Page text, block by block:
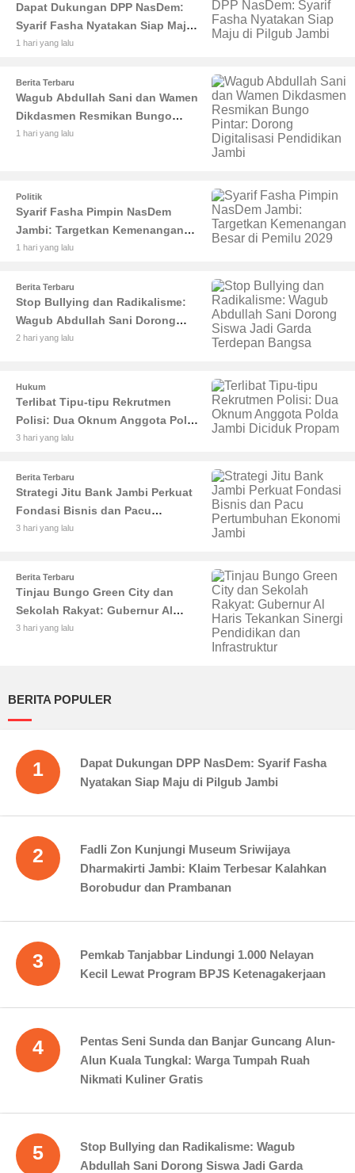
Dapat Dukungan DPP NasDem:
Syarif Fasha Nyatakan Siap Maju
di Pilgub Jambi
1 hari yang lalu
Berita Terbaru
Wagub Abdullah Sani dan Wamen
Dikdasmen Resmikan Bungo
Pintar: Dorong Digitalisasi
1 hari yang lalu
Politik
Syarif Fasha Pimpin NasDem
Jambi: Targetkan Kemenangan
Besar di Pemilu 2029
1 hari yang lalu
Berita Terbaru
Stop Bullying dan Radikalisme:
Wagub Abdullah Sani Dorong
Siswa Jadi Garda Terdepan
2 hari yang lalu
Hukum
Terlibat Tipu-tipu Rekrutmen
Polisi: Dua Oknum Anggota Polda
Jambi Diciduk Propam
3 hari yang lalu
Berita Terbaru
Strategi Jitu Bank Jambi Perkuat
Fondasi Bisnis dan Pacu
Pertumbuhan Ekonomi Jambi
3 hari yang lalu
Berita Terbaru
Tinjau Bungo Green City dan
Sekolah Rakyat: Gubernur Al
Haris Tekankan Sinergi
3 hari yang lalu
BERITA POPULER
1
Dapat Dukungan DPP NasDem: Syarif Fasha
Nyatakan Siap Maju di Pilgub Jambi
2
Fadli Zon Kunjungi Museum Sriwijaya
Dharmakirti Jambi: Klaim Terbesar Kalahkan
Borobudur dan Prambanan
3
Pemkab Tanjabbar Lindungi 1.000 Nelayan
Kecil Lewat Program BPJS Ketenagakerjaan
4
Pentas Seni Sunda dan Banjar Guncang Alun-
Alun Kuala Tungkal: Warga Tumpah Ruah
Nikmati Kuliner Gratis
5
Stop Bullying dan Radikalisme: Wagub
Abdullah Sani Dorong Siswa Jadi Garda